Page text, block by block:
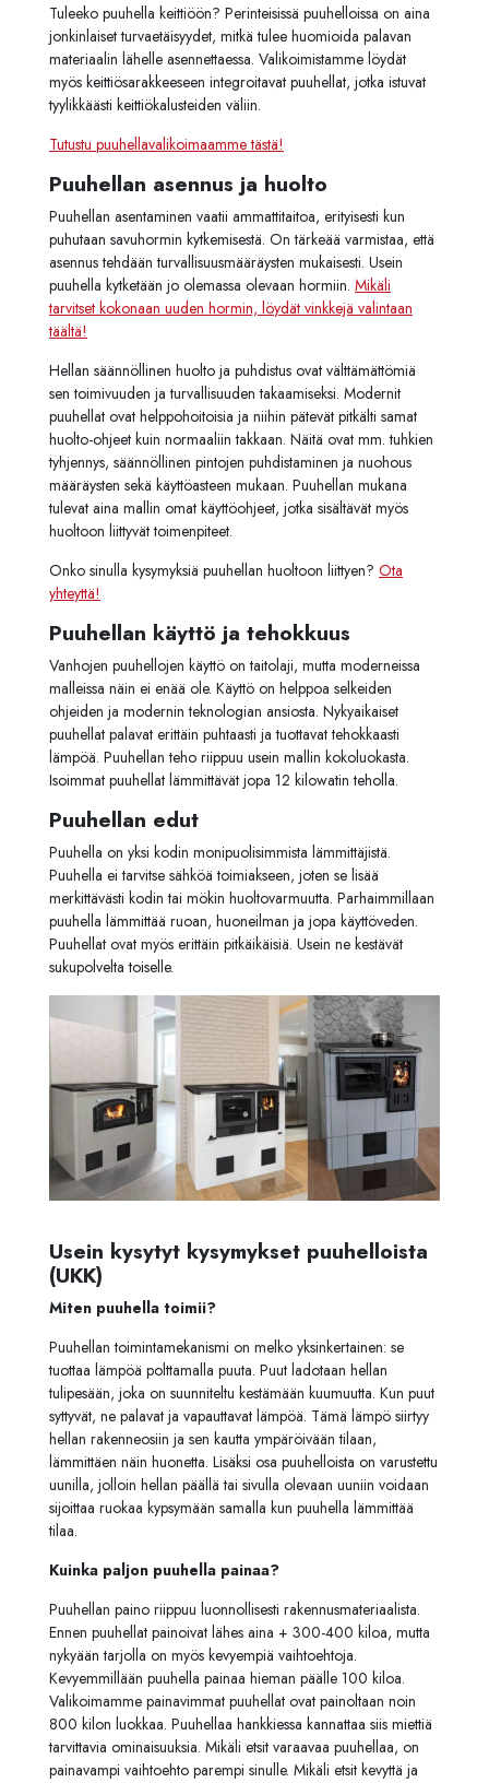
Tuleeko puuhella keittiöön? Perinteisissä puuhelloissa on aina
jonkinlaiset turvaetäisyydet, mitkä tulee huomioida palavan
materiaalin lähelle asennettaessa. Valikoimistamme löydät
myös keittiösarakkeeseen integroitavat puuhellat, jotka istuvat
tyylikkäästi keittiökalusteiden väliin.
Tutustu puuhellavalikoimaamme tästä!
Puuhellan asennus ja huolto
Puuhellan asentaminen vaatii ammattitaitoa, erityisesti kun
puhutaan savuhormin kytkemisestä. On tärkeää varmistaa, että
asennus tehdään turvallisuusmääräysten mukaisesti. Usein
puuhella kytketään jo olemassa olevaan hormiin. Mikäli
tarvitset kokonaan uuden hormin, löydät vinkkejä valintaan
täältä!
Hellan säännöllinen huolto ja puhdistus ovat välttämättömiä
sen toimivuuden ja turvallisuuden takaamiseksi. Modernit
puuhellat ovat helppohoitoisia ja niihin pätevät pitkälti samat
huolto-ohjeet kuin normaaliin takkaan. Näitä ovat mm. tuhkien
tyhjennys, säännöllinen pintojen puhdistaminen ja nuohous
määräysten sekä käyttöasteen mukaan. Puuhellan mukana
tulevat aina mallin omat käyttöohjeet, jotka sisältävät myös
huoltoon liittyvät toimenpiteet.
Onko sinulla kysymyksiä puuhellan huoltoon liittyen? Ota
yhteyttä!
Puuhellan käyttö ja tehokkuus
Vanhojen puuhellojen käyttö on taitolaji, mutta moderneissa
malleissa näin ei enää ole. Käyttö on helppoa selkeiden
ohjeiden ja modernin teknologian ansiosta. Nykyaikaiset
puuhellat palavat erittäin puhtaasti ja tuottavat tehokkaasti
lämpöä. Puuhellan teho riippuu usein mallin kokoluokasta.
Isoimmat puuhellat lämmittävät jopa 12 kilowatin teholla.
Puuhellan edut
Puuhella on yksi kodin monipuolisimmista lämmittäjistä.
Puuhella ei tarvitse sähköä toimiakseen, joten se lisää
merkittävästi kodin tai mökin huoltovarmuutta. Parhaimmillaan
puuhella lämmittää ruoan, huoneilman ja jopa käyttöveden.
Puuhellat ovat myös erittäin pitkäikäisiä. Usein ne kestävät
sukupolvelta toiselle.
Usein kysytyt kysymykset puuhelloista
(UKK)
Miten puuhella toimii?
Puuhellan toimintamekanismi on melko yksinkertainen: se
tuottaa lämpöä polttamalla puuta. Puut ladotaan hellan
tulipesään, joka on suunniteltu kestämään kuumuutta. Kun puut
syttyvät, ne palavat ja vapauttavat lämpöä. Tämä lämpö siirtyy
hellan rakenneosiin ja sen kautta ympäröivään tilaan,
lämmittäen näin huonetta. Lisäksi osa puuhelloista on varustettu
uunilla, jolloin hellan päällä tai sivulla olevaan uuniin voidaan
sijoittaa ruokaa kypsymään samalla kun puuhella lämmittää
tilaa.
Kuinka paljon puuhella painaa?
Puuhellan paino riippuu luonnollisesti rakennusmateriaalista.
Ennen puuhellat painoivat lähes aina + 300-400 kiloa, mutta
nykyään tarjolla on myös kevyempiä vaihtoehtoja.
Kevyemmillään puuhella painaa hieman päälle 100 kiloa.
Valikoimamme painavimmat puuhellat ovat painoltaan noin
800 kilon luokkaa. Puuhellaa hankkiessa kannattaa siis miettiä
tarvittavia ominaisuuksia. Mikäli etsit varaavaa puuhellaa, on
painavampi vaihtoehto parempi sinulle. Mikäli etsit kevyttä ja